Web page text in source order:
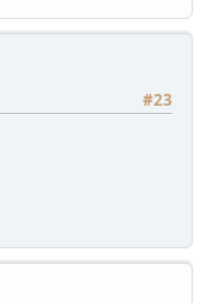
#23